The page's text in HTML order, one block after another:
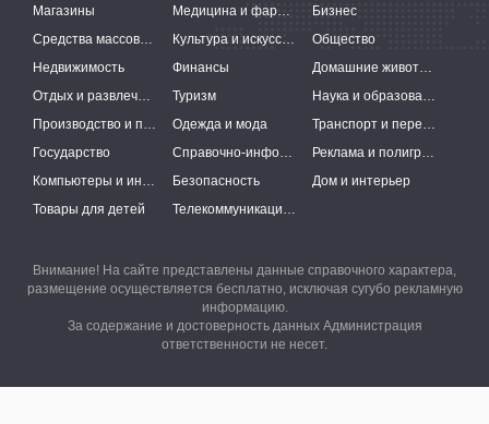
Магазины
Медицина и фармацевтика
Бизнес
Средства массовой информации
Культура и искусство
Общество
Недвижимость
Финансы
Домашние животные
Отдых и развлечения
Туризм
Наука и образование
Производство и поставки
Одежда и мода
Транспорт и перевозки
Государство
Справочно-информационные системы
Реклама и полиграфия
Компьютеры и интернет
Безопасность
Дом и интерьер
Товары для детей
Телекоммуникации и связь
Внимание! На сайте представлены данные справочного характера,
размещение осуществляется бесплатно, исключая сугубо рекламную
информацию.
За содержание и достоверность данных Администрация
ответственности не несет.